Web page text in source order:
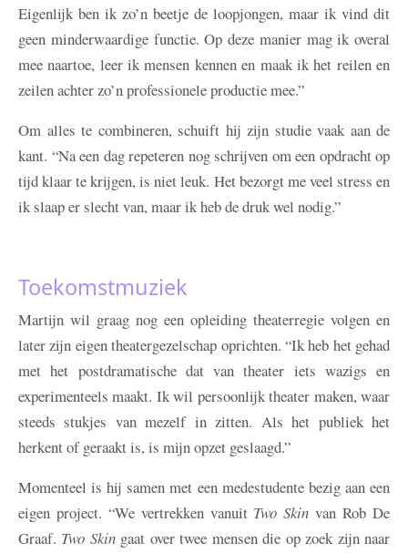
Eigenlijk ben ik zo’n beetje de loopjongen, maar ik vind dit
geen minderwaardige functie. Op deze manier mag ik overal
mee naartoe, leer ik mensen kennen en maak ik het reilen en
zeilen achter zo’n professionele productie mee.”
Om alles te combineren, schuift hij zijn studie vaak aan de
kant. “Na een dag repeteren nog schrijven om een opdracht op
tijd klaar te krijgen, is niet leuk. Het bezorgt me veel stress en
ik slaap er slecht van, maar ik heb de druk wel nodig.”
Toekomstmuziek
Martijn wil graag nog een opleiding theaterregie volgen en
later zijn eigen theatergezelschap oprichten. “Ik heb het gehad
met het postdramatische dat van theater iets wazigs en
experimenteels maakt. Ik wil persoonlijk theater maken, waar
steeds stukjes van mezelf in zitten. Als het publiek het
herkent of geraakt is, is mijn opzet geslaagd.”
Momenteel is hij samen met een medestudente bezig aan een
eigen project. “We vertrekken vanuit Two Skin van Rob De
Graaf. Two Skingaat over twee mensen die op zoek zijn naar